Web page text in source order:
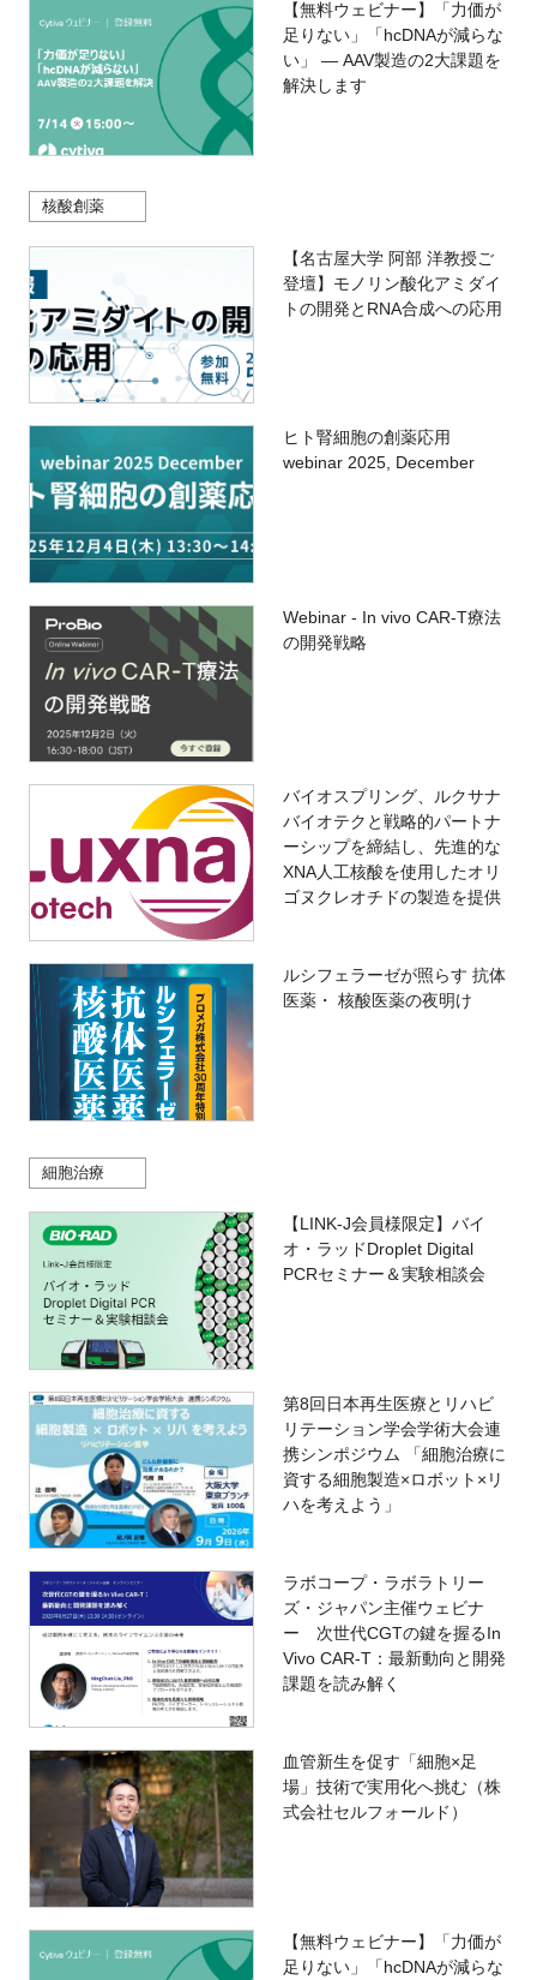
【無料ウェビナー】「力価が
足りない」「hcDNAが減らな
い」 ― AAV製造の2大課題を
解決します
核酸創薬
【名古屋大学 阿部 洋教授ご
登壇】モノリン酸化アミダイ
トの開発とRNA合成への応用
ヒト腎細胞の創薬応用
webinar 2025, December
Webinar - In vivo CAR-T療法
の開発戦略
バイオスプリング、ルクサナ
バイオテクと戦略的パートナ
ーシップを締結し、先進的な
XNA人工核酸を使用したオリ
ゴヌクレオチドの製造を提供
ルシフェラーゼが照らす 抗体
医薬・ 核酸医薬の夜明け
細胞治療
【LINK-J会員様限定】バイ
オ・ラッドDroplet Digital
PCRセミナー＆実験相談会
第8回日本再生医療とリハビ
リテーション学会学術大会連
携シンポジウム 「細胞治療に
資する細胞製造×ロボット×リ
ハを考えよう」
ラボコープ・ラボラトリー
ズ・ジャパン主催ウェビナ
ー 次世代CGTの鍵を握るIn
Vivo CAR-T：最新動向と開発
課題を読み解く
血管新生を促す「細胞×足
場」技術で実用化へ挑む（株
式会社セルフォールド）
【無料ウェビナー】「力価が
足りない」「hcDNAが減らな